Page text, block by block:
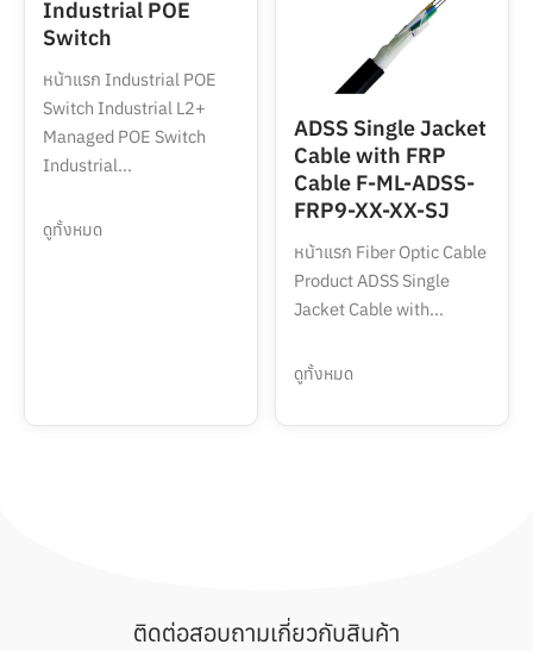
Industrial POE
Switch
หน้าแรก Industrial POE
Switch Industrial L2+
Managed POE Switch
Industrial...
ดูทั้งหมด
ADSS Single Jacket
Cable with FRP
Cable F-ML-ADSS-
FRP9-XX-XX-SJ
หน้าแรก Fiber Optic Cable
Product ADSS Single
Jacket Cable with...
ดูทั้งหมด
ติดต่อสอบถามเกี่ยวกับสินค้า